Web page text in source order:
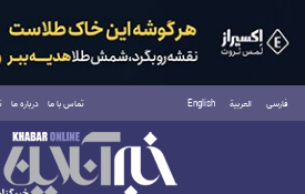
فارسی العربية English تماس با ما درباره ما
شنبه ۱۷ مرداد ۱۴۰۵